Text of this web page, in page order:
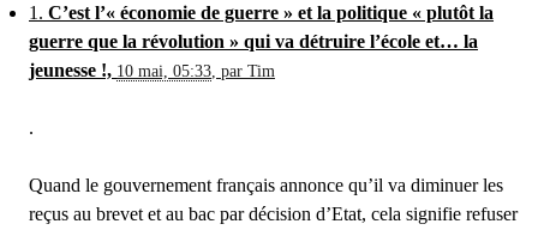
1. C’est l’« économie de guerre » et la politique « plutôt la
guerre que la révolution » qui va détruire l’école et… la
jeunesse !, 10 mai, 05:33 par Tim
.
Quand le gouvernement français annonce qu’il va diminuer les
reçus au brevet et au bac par décision d’Etat, cela signifie refuser